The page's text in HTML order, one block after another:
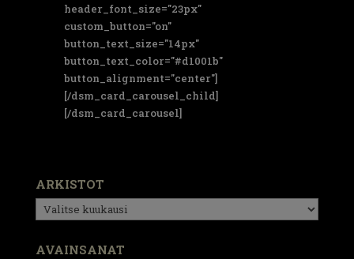
header_font_size="23px"
custom_button="on"
button_text_size="14px"
button_text_color="#d1001b"
button_alignment="center"]
[/dsm_card_carousel_child]
[/dsm_card_carousel]
ARKISTOT
Arkistot
AVAINSANAT